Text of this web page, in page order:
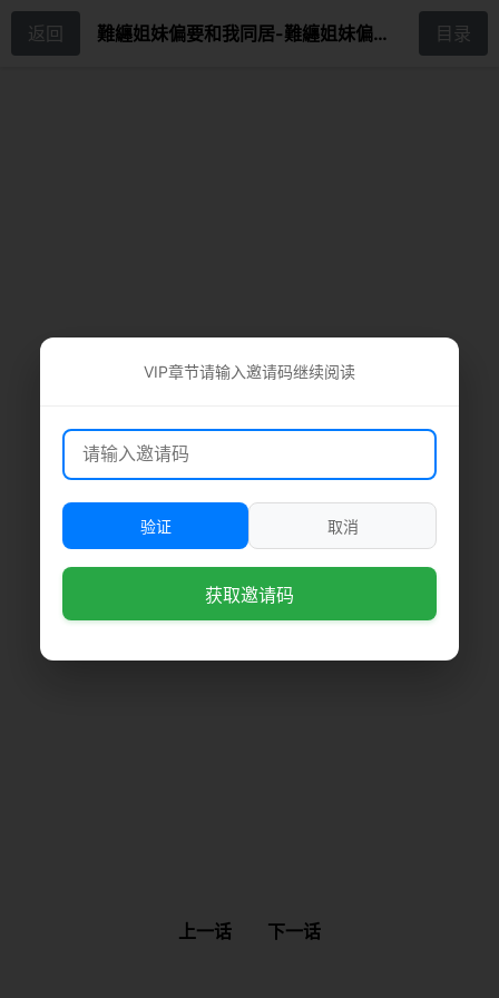
返回 難纏姐妹偏要和我同居-難纏姐妹偏要和我同居 第5話 目录
上一话 下一话
VIP章节请输入邀请码继续阅读
验证 取消
获取邀请码